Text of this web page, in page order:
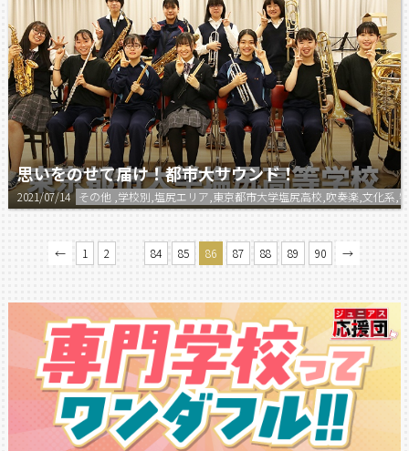
思いをのせて届け！都市大サウンド！
2021/07/14 その他 ,学校別,塩尻エリア,東京都市大学塩尻高校,吹奏楽,文化系,
← 1 2 84 85 86 87 88 89 90 →